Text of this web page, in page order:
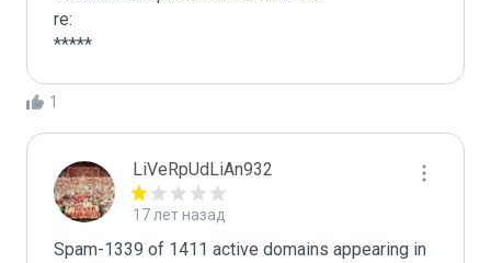
re:
*****
1
LiVeRpUdLiAn932
17 лет назад
Spam-1339 of 1411 active domains appearing in